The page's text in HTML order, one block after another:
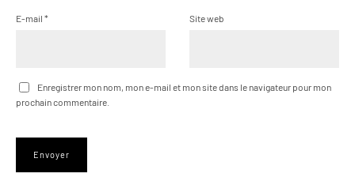
E-mail * Site web
Enregistrer mon nom, mon e-mail et mon site dans le navigateur pour mon
prochain commentaire.